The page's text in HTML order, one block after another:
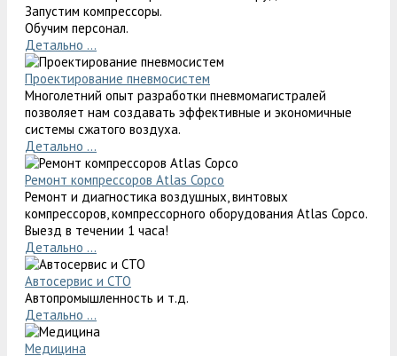
Запустим компрессоры.
Обучим персонал.
Детально ...
Проектирование пневмосистем
Многолетний опыт разработки пневмомагистралей
позволяет нам создавать эффективные и экономичные
системы сжатого воздуха.
Детально ...
Ремонт компрессоров Atlas Copco
Ремонт и диагностика воздушных, винтовых
компрессоров, компрессорного оборудования Atlas Copco.
Выезд в течении 1 часа!
Детально ...
Автосервис и СТО
Автопромышленность и т.д.
Детально ...
Медицина